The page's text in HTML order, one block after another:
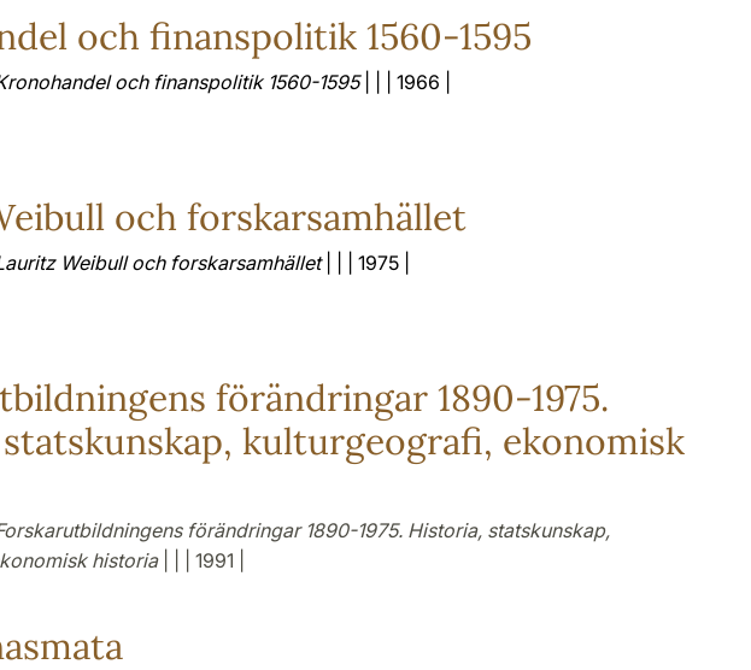
och finanspolitik 1560-1595
och finanspolitik 1560-1595| | | 1966 |
och forskarsamhället
Weibull och forskarsamhället| | | 1975 |
förändringar 1890-1975.
kulturgeografi, ekonomisk
förändringar 1890-1975. Historia, statskunskap,
historia| | | 1991 |